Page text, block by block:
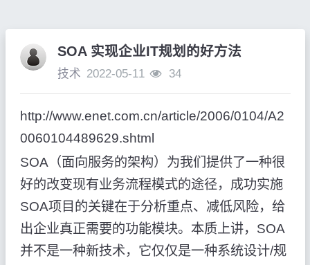
SOA 实现企业IT规划的好方法
技术 2022-05-11 34
http://www.enet.com.cn/article/2006/0104/A2
0060104489629.shtml
SOA（面向服务的架构）为我们提供了一种很
好的改变现有业务流程模式的途径，成功实施
SOA项目的关键在于分析重点、减低风险，给
出企业真正需要的功能模块。本质上讲，SOA
并不是一种新技术，它仅仅是一种系统设计/规